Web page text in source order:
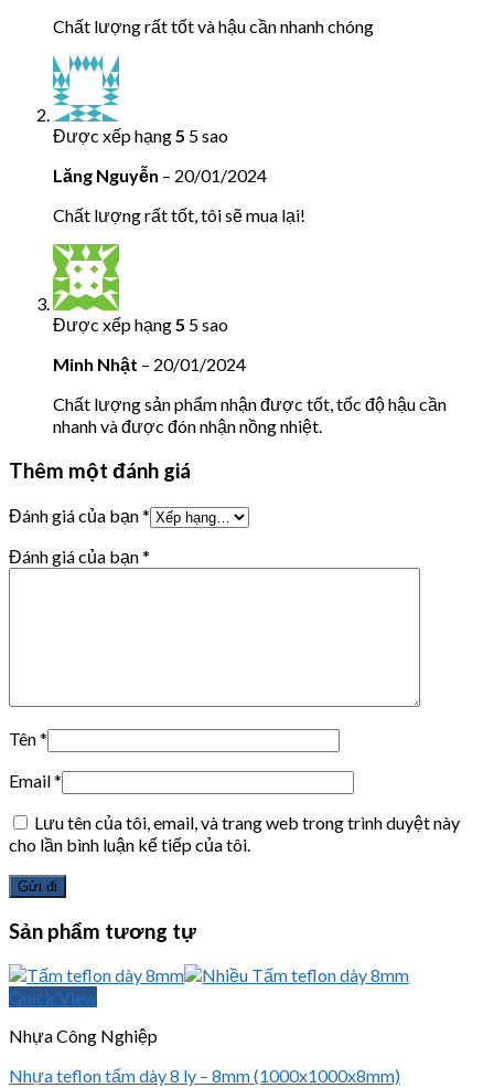
Chất lượng rất tốt và hậu cần nhanh chóng
Được xếp hạng5 5 sao
Lăng Nguyễn – 20/01/2024
Chất lượng rất tốt, tôi sẽ mua lại!
Được xếp hạng5 5 sao
Minh Nhật – 20/01/2024
Chất lượng sản phẩm nhận được tốt, tốc độ hậu cần
nhanh và được đón nhận nồng nhiệt.
Thêm một đánh giá
Đánh giá của bạn*
Đánh giá của bạn*
Tên*
Email*
Lưu tên của tôi, email, và trang web trong trình duyệt này
cho lần bình luận kế tiếp của tôi.
Sản phẩm tương tự
Quick View
Nhựa Công Nghiệp
Nhựa teflon tấm dày 8 ly – 8mm (1000x1000x8mm)